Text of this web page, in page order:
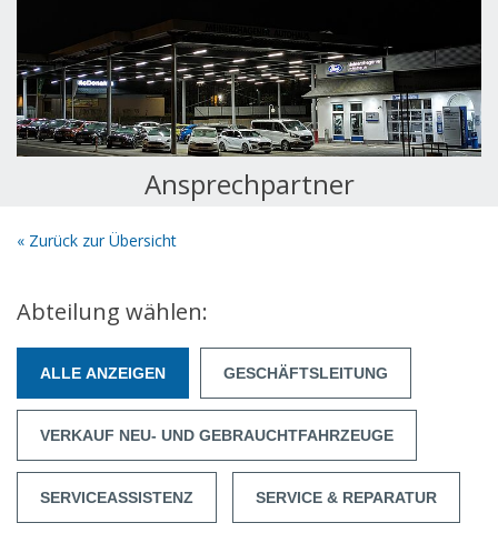
Ansprechpartner
« Zurück zur Übersicht
Abteilung wählen:
ALLE ANZEIGEN GESCHÄFTSLEITUNG
VERKAUF NEU- UND GEBRAUCHTFAHRZEUGE
SERVICEASSISTENZ SERVICE & REPARATUR